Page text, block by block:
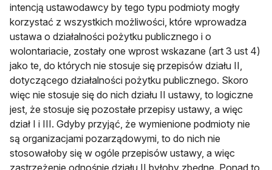
intencją ustawodawcy by tego typu podmioty mogły
korzystać z wszystkich możliwości, które wprowadza
ustawa o działalności pożytku publicznego i o
wolontariacie, zostały one wprost wskazane (art 3 ust 4)
jako te, do których nie stosuje się przepisów działu II,
dotyczącego działalności pożytku publicznego. Skoro
więc nie stosuje się do nich działu II ustawy, to logiczne
jest, że stosuje się pozostałe przepisy ustawy, a więc
dział I i III. Gdyby przyjąć, że wymienione podmioty nie
są organizacjami pozarządowymi, to do nich nie
stosowałoby się w ogóle przepisów ustawy, a więc